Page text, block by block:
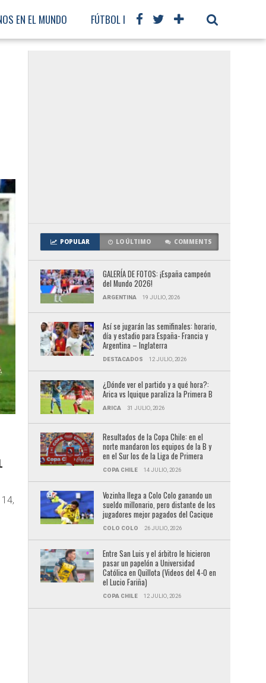
EN EL MUNDO FÚTBOL INTERNACIONAL
POPULAR LO ÚLTIMO COMMENTS
GALERÍA DE FOTOS: ¡España campeón
del Mundo 2026!
ARGENTINA 19 JULIO, 2026
Así se jugarán las semifinales: horario,
día y estadio para España- Francia y
Argentina – Inglaterra
DESTACADOS 12 JULIO, 2026
¿Dónde ver el partido y a qué hora?:
Arica vs Iquique paraliza la Primera B
ARICA 31 JULIO, 2026
Resultados de la Copa Chile: en el
norte mandaron los equipos de la B y
en el Sur los de la Liga de Primera
COPA CHILE 14 JULIO, 2026
Vozinha llega a Colo Colo ganando un
sueldo millonario, pero distante de los
jugadores mejor pagados del Cacique
COLO COLO 26 JULIO, 2026
Entre San Luis y el árbitro le hicieron
pasar un papelón a Universidad
Católica en Quillota (Videos del 4-0 en
el Lucio Fariña)
COPA CHILE 12 JULIO, 2026